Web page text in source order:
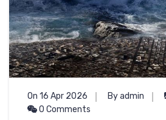
On 16 Apr 2026 By admin
0 Comments